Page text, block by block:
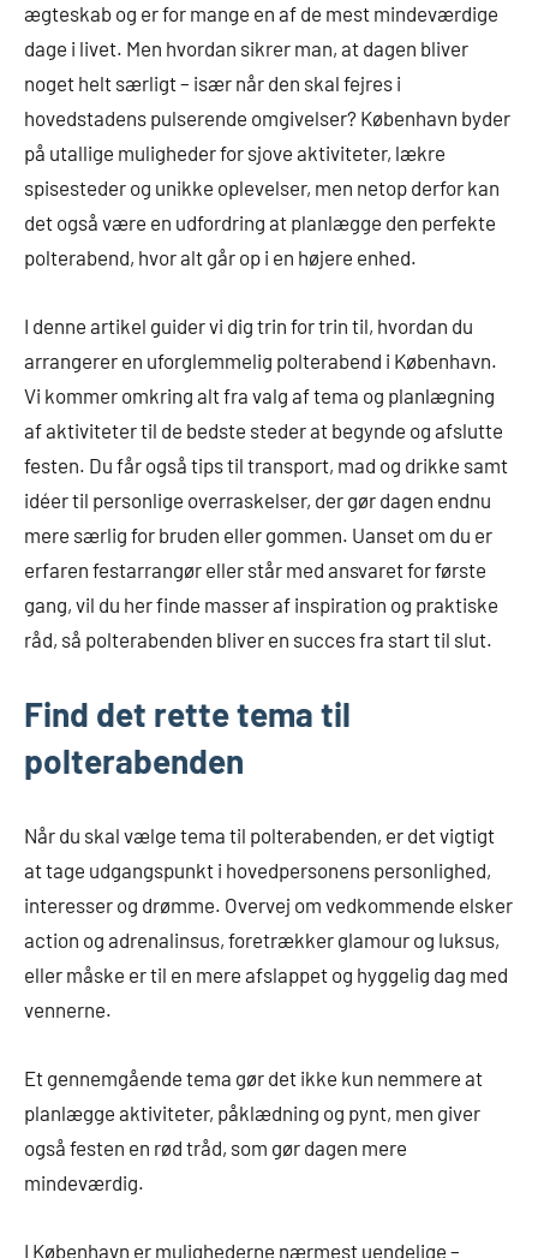
ægteskab og er for mange en af de mest mindeværdige
dage i livet. Men hvordan sikrer man, at dagen bliver
noget helt særligt – især når den skal fejres i
hovedstadens pulserende omgivelser? København byder
på utallige muligheder for sjove aktiviteter, lækre
spisesteder og unikke oplevelser, men netop derfor kan
det også være en udfordring at planlægge den perfekte
polterabend, hvor alt går op i en højere enhed.
I denne artikel guider vi dig trin for trin til, hvordan du
arrangerer en uforglemmelig polterabend i København.
Vi kommer omkring alt fra valg af tema og planlægning
af aktiviteter til de bedste steder at begynde og afslutte
festen. Du får også tips til transport, mad og drikke samt
idéer til personlige overraskelser, der gør dagen endnu
mere særlig for bruden eller gommen. Uanset om du er
erfaren festarrangør eller står med ansvaret for første
gang, vil du her finde masser af inspiration og praktiske
råd, så polterabenden bliver en succes fra start til slut.
Find det rette tema til
polterabenden
Når du skal vælge tema til polterabenden, er det vigtigt
at tage udgangspunkt i hovedpersonens personlighed,
interesser og drømme. Overvej om vedkommende elsker
action og adrenalinsus, foretrækker glamour og luksus,
eller måske er til en mere afslappet og hyggelig dag med
vennerne.
Et gennemgående tema gør det ikke kun nemmere at
planlægge aktiviteter, påklædning og pynt, men giver
også festen en rød tråd, som gør dagen mere
mindeværdig.
I København er mulighederne nærmest uendelige –